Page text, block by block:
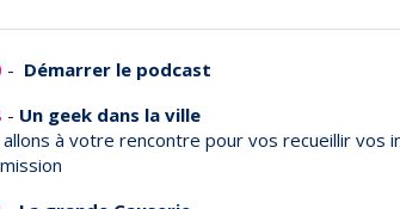
- Démarrer le podcast
- Un geek dans la ville
allons à votre rencontre pour vos recueillir vos